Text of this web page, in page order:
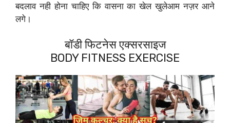
बदलाव नही होना चाहिए कि वासना का खेल खुलेआम नज़र आने
लगे।
बॉडी फिटनेस एक्सरसाइज
BODY FITNESS EXERCISE